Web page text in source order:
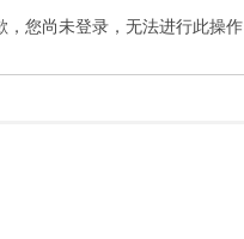
，您尚未登录，无法进行此操作